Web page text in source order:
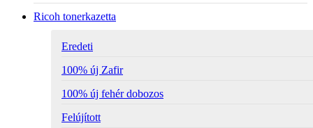
Ricoh tonerkazetta
Eredeti
100% új Zafir
100% új fehér dobozos
Felújított